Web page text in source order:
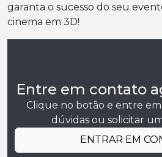
garanta o sucesso do seu
cinema em 3D!
Entre em contato
Clique no botão e entre
dúvidas ou solicitar
ENTRAR EM